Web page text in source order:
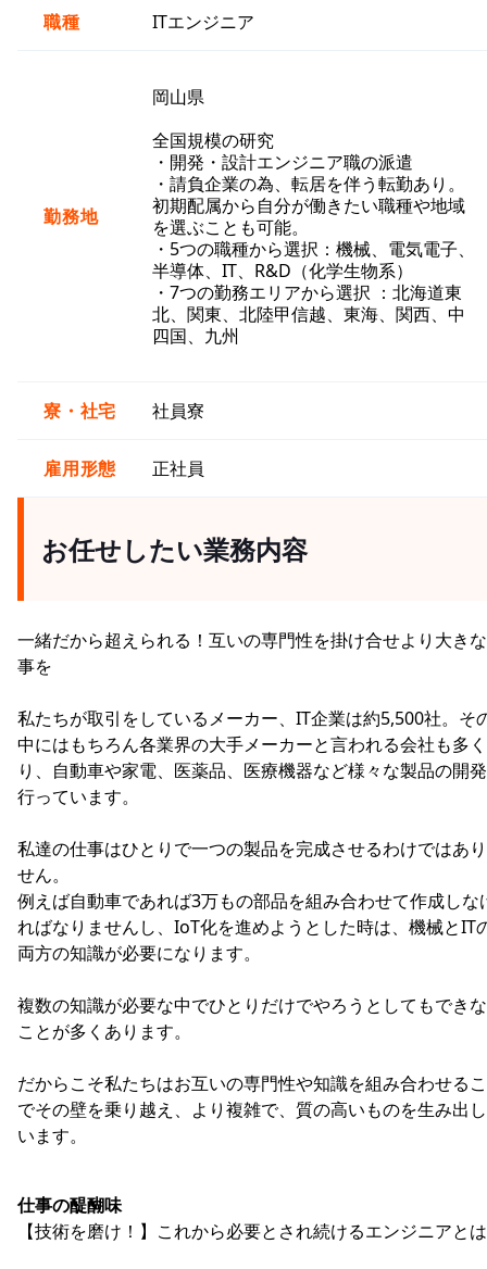
職種 ITエンジニア
勤務地
岡山県
全国規模の研究
・開発・設計エンジニア職の派遣
・請負企業の為、転居を伴う転勤あり。
初期配属から自分が働きたい職種や地域
を選ぶことも可能。
・5つの職種から選択：機械、電気電子、
半導体、IT、R&D（化学生物系）
・7つの勤務エリアから選択 ：北海道東
北、関東、北陸甲信越、東海、関西、中
四国、九州
寮・社宅 社員寮
雇用形態 正社員
お任せしたい業務内容
一緒だから超えられる！互いの専門性を掛け合せより大き
事を
私たちが取引をしているメーカー、IT企業は約5,500社。そ
中にはもちろん各業界の大手メーカーと言われる会社も多
り、自動車や家電、医薬品、医療機器など様々な製品の開
行っています。
私達の仕事はひとりで一つの製品を完成させるわけではあ
せん。
例えば自動車であれば3万もの部品を組み合わせて作成しな
ればなりませんし、IoT化を進めようとした時は、機械とIT
両方の知識が必要になります。
複数の知識が必要な中でひとりだけでやろうとしてもでき
ことが多くあります。
だからこそ私たちはお互いの専門性や知識を組み合わせる
でその壁を乗り越え、より複雑で、質の高いものを生み出
います。
仕事の醍醐味
【技術を磨け！】これから必要とされ続けるエンジニアと